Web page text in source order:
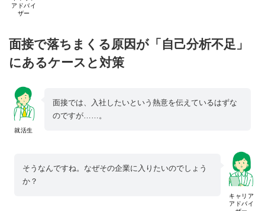
アドバイ
ザー
面接で落ちまくる原因が「自己分析不足」
にあるケースと対策
就活生
面接では、入社したいという熱意を伝えているはずな
のですが……。
キャリア
アドバイ
そうなんですね。なぜその企業に入りたいのでしょう
か？